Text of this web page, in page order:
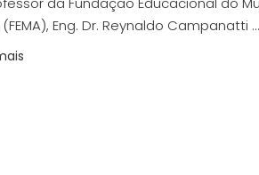
Eng. Dr. Reynaldo Campanatti ...